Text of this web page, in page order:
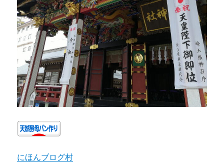
にほんブログ村